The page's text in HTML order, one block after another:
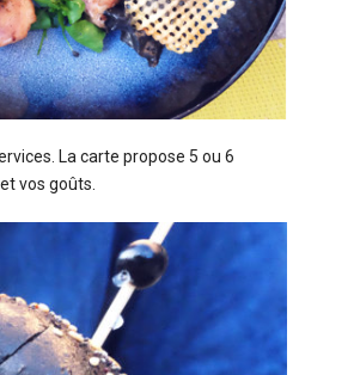
La carte propose 5 ou 6
vos goûts.